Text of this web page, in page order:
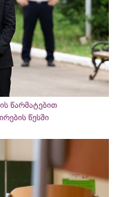
წარმატებით
წესში